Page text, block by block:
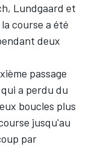
Lundgaard et
course a été
deux
passage
a perdu du
boucles plus
jusqu'au
par